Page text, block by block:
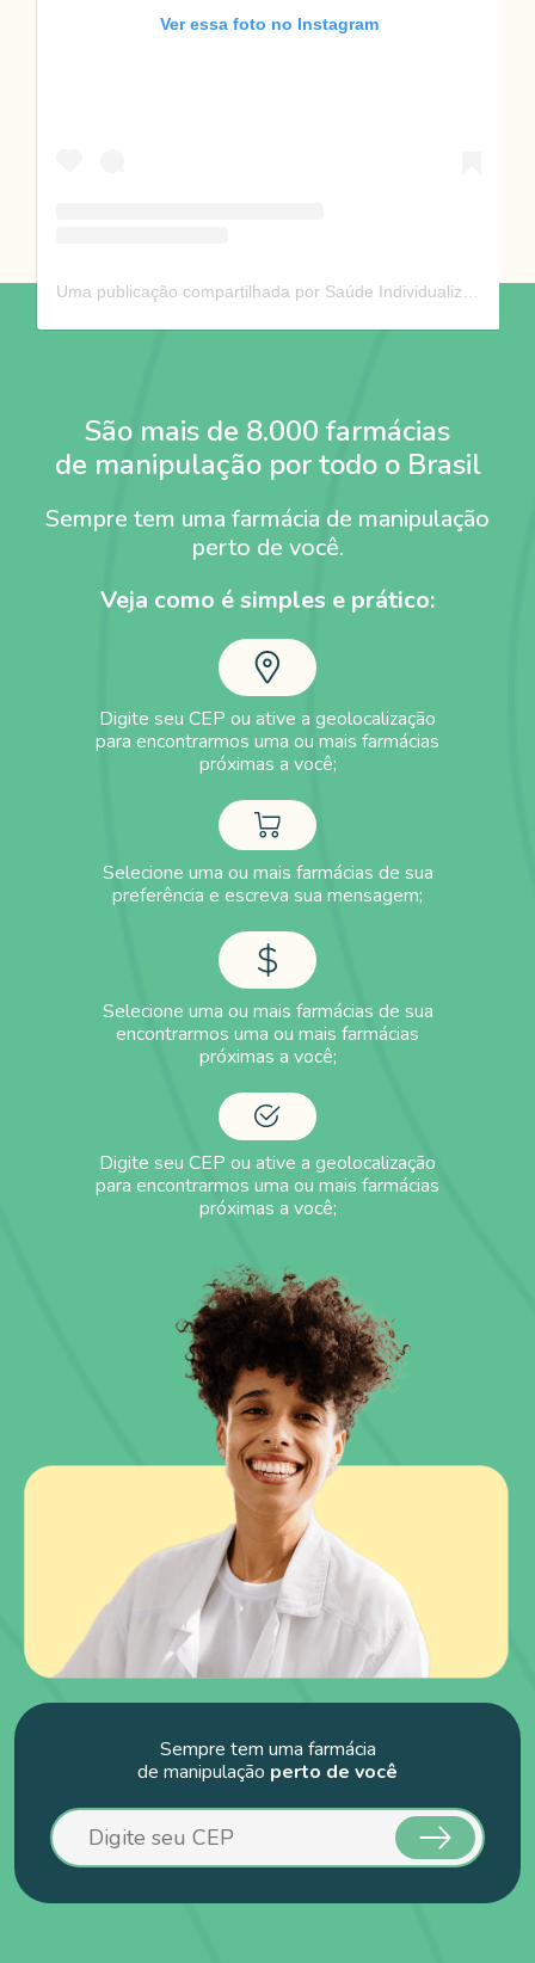
Ver essa foto no Instagram
São mais de 8.000 farmácias
de manipulação por todo o Brasil
Sempre tem uma farmácia de manipulação
perto de você.
Veja como é simples e prático:
Digite seu CEP ou ative a geolocalização
para encontrarmos uma ou mais farmácias
próximas a você;
Selecione uma ou mais farmácias de sua
preferência e escreva sua mensagem;
Selecione uma ou mais farmácias de sua
encontrarmos uma ou mais farmácias
próximas a você;
Digite seu CEP ou ative a geolocalização
para encontrarmos uma ou mais farmácias
próximas a você;
Sempre tem uma farmácia
de manipulação perto de você